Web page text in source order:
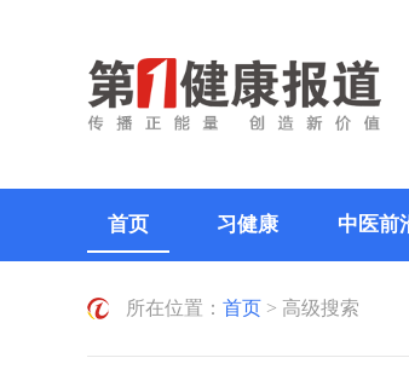
首页 习健康 中医前
所在位置： 首页 > 高级搜索